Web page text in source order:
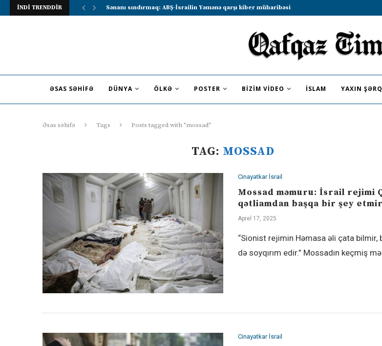
İNDİ TRENDDİR Lavrov Suriya prezidentini Rusiya–Ərəb sammitində iştirak etməyə dəvət...
ƏSAS SƏHIFƏ DÜNYA ÖLKƏ POSTER BIZIM VIDEO İSLAM YAXIN ŞƏRQ
Əsas səhifə Tags Posts tagged with "mossad"
TAG: MOSSAD
Cinayətkar İsrail
Mossad məmuru: İsrail rejimi
qətliamdan başqa bir şey etmir
Aprel 17, 2025
“Sionist rejimin Həmasa əli çata bilmir,
də soyqırım edir.” Mossadın keçmiş
Cinayətkar İsrail